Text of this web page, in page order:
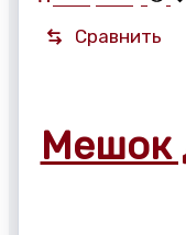
Сравнить
Мешок